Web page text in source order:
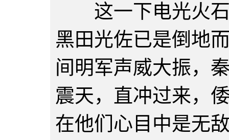
这一下电光火石
黑田光佐已是倒地
间明军声威大振，
震天，直冲过来，
在他们心目中是无